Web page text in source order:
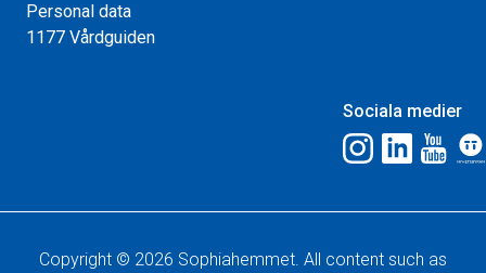
Personal data
1177 Vårdguiden
Sociala medier
Copyright © 2026 Sophiahemmet. All content such as